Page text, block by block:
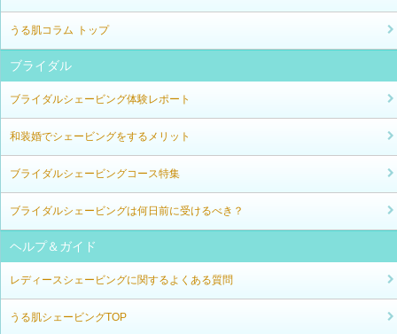
うる肌コラム トップ
ブライダル
ブライダルシェービング体験レポート
和装婚でシェービングをするメリット
ブライダルシェービングコース特集
ブライダルシェービングは何日前に受けるべき？
ヘルプ＆ガイド
レディースシェービングに関するよくある質問
うる肌シェービングTOP